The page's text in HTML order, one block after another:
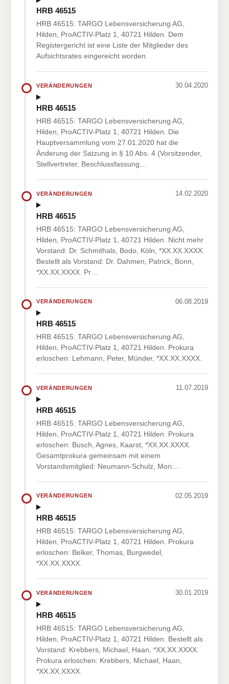
HRB 46515
HRB 46515: TARGO Lebensversicherung AG,
Hilden, ProACTIV-Platz 1, 40721 Hilden. Dem
Registergericht ist eine Liste der Mitglieder des
Aufsichtsrates eingereicht worden.
VERÄNDERUNGEN 30.04.2020
HRB 46515
HRB 46515: TARGO Lebensversicherung AG,
Hilden, ProACTIV-Platz 1, 40721 Hilden. Die
Hauptversammlung vom 27.01.2020 hat die
Änderung der Satzung in § 10 Abs. 4 (Vorsitzender,
Stellvertreter, Beschlussfassung…
VERÄNDERUNGEN 14.02.2020
HRB 46515
HRB 46515: TARGO Lebensversicherung AG,
Hilden, ProACTIV-Platz 1, 40721 Hilden. Nicht mehr
Vorstand: Dr. Schmithals, Bodo, Köln, *XX.XX.XXXX.
Bestellt als Vorstand: Dr. Dahmen, Patrick, Bonn,
*XX.XX.XXXX. Pr…
VERÄNDERUNGEN 06.08.2019
HRB 46515
HRB 46515: TARGO Lebensversicherung AG,
Hilden, ProACTIV-Platz 1, 40721 Hilden. Prokura
erloschen: Lehmann, Peter, Münder, *XX.XX.XXXX.
VERÄNDERUNGEN 11.07.2019
HRB 46515
HRB 46515: TARGO Lebensversicherung AG,
Hilden, ProACTIV-Platz 1, 40721 Hilden. Prokura
erloschen: Busch, Agnes, Kaarst, *XX.XX.XXXX.
Gesamtprokura gemeinsam mit einem
Vorstandsmitglied: Neumann-Schulz, Mori…
VERÄNDERUNGEN 02.05.2019
HRB 46515
HRB 46515: TARGO Lebensversicherung AG,
Hilden, ProACTIV-Platz 1, 40721 Hilden. Prokura
erloschen: Belker, Thomas, Burgwedel,
*XX.XX.XXXX.
VERÄNDERUNGEN 30.01.2019
HRB 46515
HRB 46515: TARGO Lebensversicherung AG,
Hilden, ProACTIV-Platz 1, 40721 Hilden. Bestellt als
Vorstand: Krebbers, Michael, Haan, *XX.XX.XXXX.
Prokura erloschen: Krebbers, Michael, Haan,
*XX.XX.XXXX.